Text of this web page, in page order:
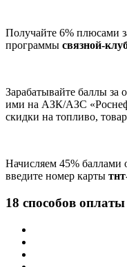
Получайте 6% плюсами
программы связной-
Зарабатывайте баллы за
ими на АЗК/АЗС
скидки на топливо,
Начисляем 45%
введите номер карты
18 способов оплаты